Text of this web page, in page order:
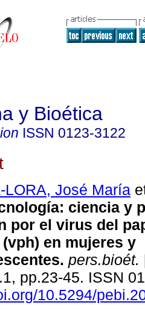
y Bioética
ISSN 0123-3122
LORA, José María
ciencia y
por el virus del
en mujeres y
pers.bioét.
pp.23-45. ISSN
10.5294/